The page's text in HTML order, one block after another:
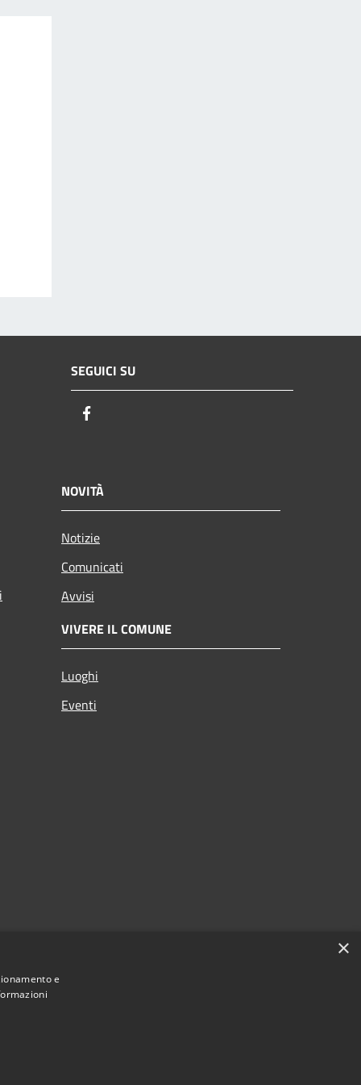
SEGUICI SU
NOVITÀ
Notizie
Comunicati
Avvisi
VIVERE IL COMUNE
Luoghi
Eventi
×
e